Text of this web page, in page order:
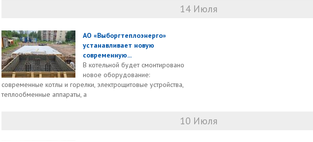
14 Июля
АО «Выборгтеплоэнерго»
устанавливает новую
современную...
В котельной будет смонтировано
новое оборудование:
современные котлы и горелки, электрощитовые устройства,
теплообменные аппараты, а
10 Июля